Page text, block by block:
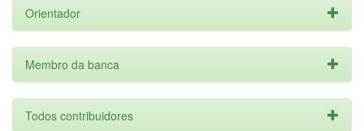
Orientador
Membro da banca
Todos contribuidores